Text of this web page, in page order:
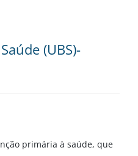
(UBS)-
primária à saúde, que